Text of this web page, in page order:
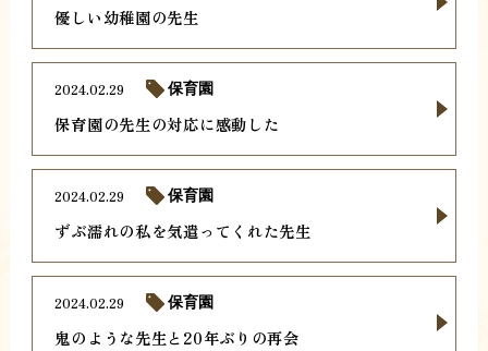
優しい幼稚園の先生
保育園の先生の対応に感動した
2024.02.29 保育園
ずぶ濡れの私を気遣ってくれた先生
2024.02.29 保育園
鬼のような先生と20年ぶりの再会
2024.02.29 保育園